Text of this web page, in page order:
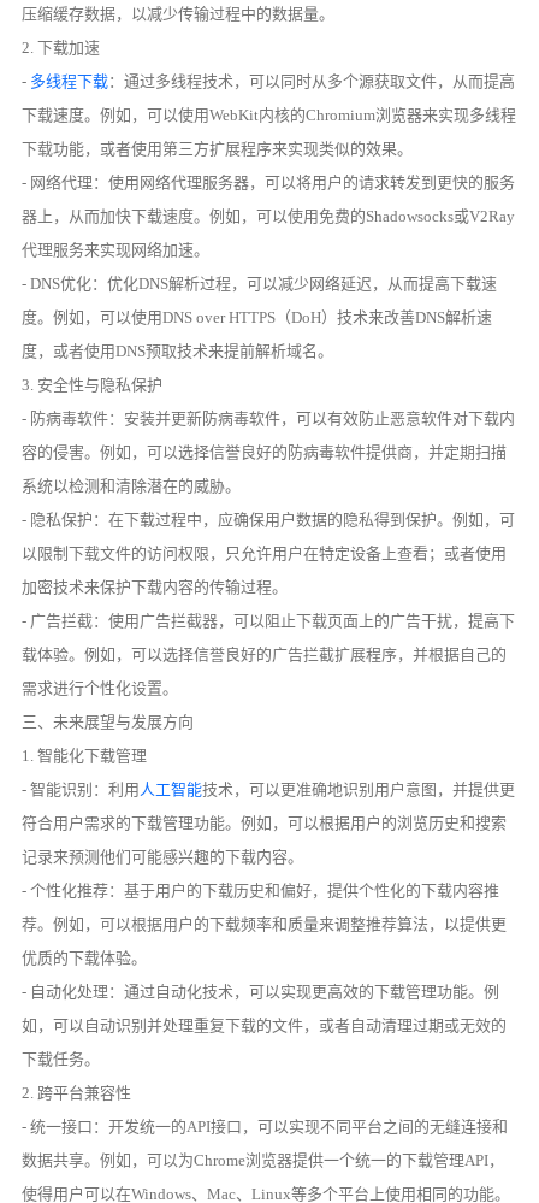
压缩缓存数据，以减少传输过程中的数据量。
2. 下载加速
- 多线程下载：通过多线程技术，可以同时从多个源获取文件，从而提高
下载速度。例如，可以使用WebKit内核的Chromium浏览器来实现多线程
下载功能，或者使用第三方扩展程序来实现类似的效果。
- 网络代理：使用网络代理服务器，可以将用户的请求转发到更快的服务
器上，从而加快下载速度。例如，可以使用免费的Shadowsocks或V2Ray
代理服务来实现网络加速。
- DNS优化：优化DNS解析过程，可以减少网络延迟，从而提高下载速
度。例如，可以使用DNS over HTTPS（DoH）技术来改善DNS解析速
度，或者使用DNS预取技术来提前解析域名。
3. 安全性与隐私保护
- 防病毒软件：安装并更新防病毒软件，可以有效防止恶意软件对下载内
容的侵害。例如，可以选择信誉良好的防病毒软件提供商，并定期扫描
系统以检测和清除潜在的威胁。
- 隐私保护：在下载过程中，应确保用户数据的隐私得到保护。例如，可
以限制下载文件的访问权限，只允许用户在特定设备上查看；或者使用
加密技术来保护下载内容的传输过程。
- 广告拦截：使用广告拦截器，可以阻止下载页面上的广告干扰，提高下
载体验。例如，可以选择信誉良好的广告拦截扩展程序，并根据自己的
需求进行个性化设置。
三、未来展望与发展方向
1. 智能化下载管理
- 智能识别：利用 人工智能技术，可以更准确地识别用户意图，并提供更
符合用户需求的下载管理功能。例如，可以根据用户的浏览历史和搜索
记录来预测他们可能感兴趣的下载内容。
- 个性化推荐：基于用户的下载历史和偏好，提供个性化的下载内容推
荐。例如，可以根据用户的下载频率和质量来调整推荐算法，以提供更
优质的下载体验。
- 自动化处理：通过自动化技术，可以实现更高效的下载管理功能。例
如，可以自动识别并处理重复下载的文件，或者自动清理过期或无效的
下载任务。
2. 跨平台兼容性
- 统一接口：开发统一的API接口，可以实现不同平台之间的无缝连接和
数据共享。例如，可以为Chrome浏览器提供一个统一的下载管理API，
使得用户可以在Windows、Mac、Linux等多个平台上使用相同的功能。